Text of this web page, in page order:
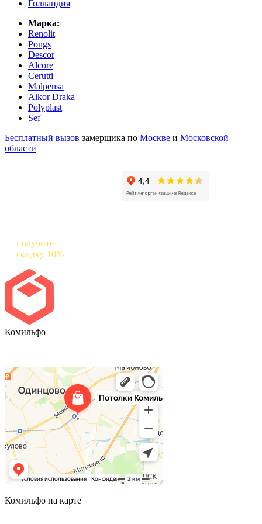
Голландия
Марка:
Renolit
Pongs
Descor
Alcore
Cerutti
Malpensa
Alkor Draka
Polyplast
Sef
Бесплатный вызов замерщика по Москве и Московской
области
получите
скидку 10%
Комильфо
Комильфо на карте